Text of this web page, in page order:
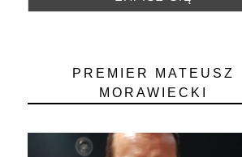
PREMIER MATEUSZ
MORAWIECKI